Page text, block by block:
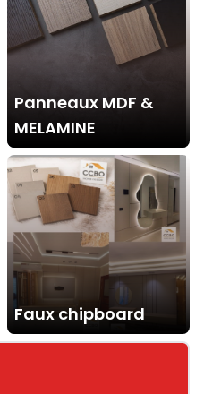
Panneaux MDF &
MELAMINE
Faux chipboard